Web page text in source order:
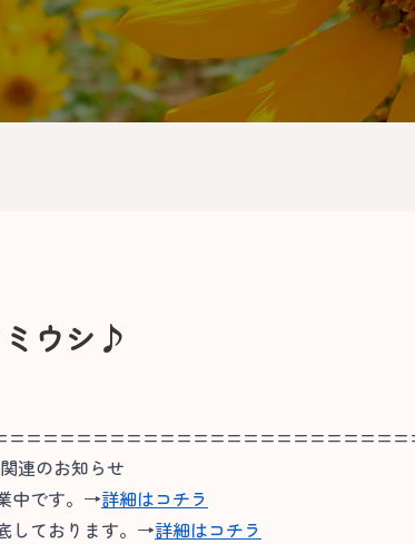
ウシ♪
連のお知らせ
中です。→詳細はコチラ
しております。→詳細はコチラ